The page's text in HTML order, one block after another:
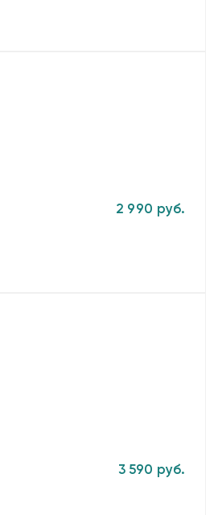
2 990 руб.
3 590 руб.